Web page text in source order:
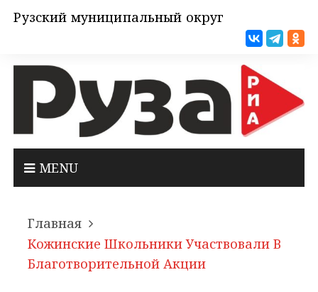
Рузский муниципальный округ
MENU
Главная
Кожинские Школьники Участвовали В
Благотворительной Акции